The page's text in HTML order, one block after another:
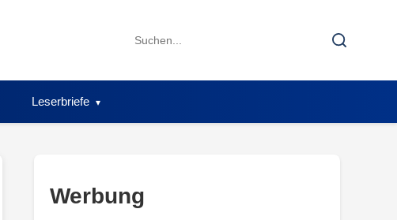
Search
Search
Leserbriefe
Werbung